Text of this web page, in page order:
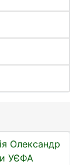
Олександр
УЄФА